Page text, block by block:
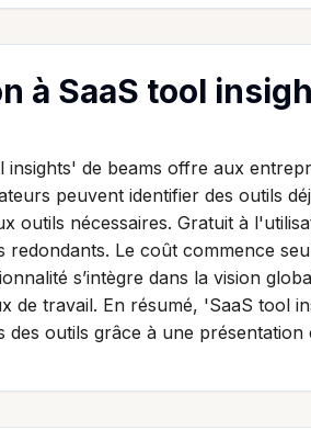
à SaaS tool
insights' de beams offre aux
peuvent identifier des outils
outils nécessaires. Gratuit à
redondants. Le coût commence
s’intègre dans la vision
de travail. En résumé, 'SaaS tool
des outils grâce à une présentation